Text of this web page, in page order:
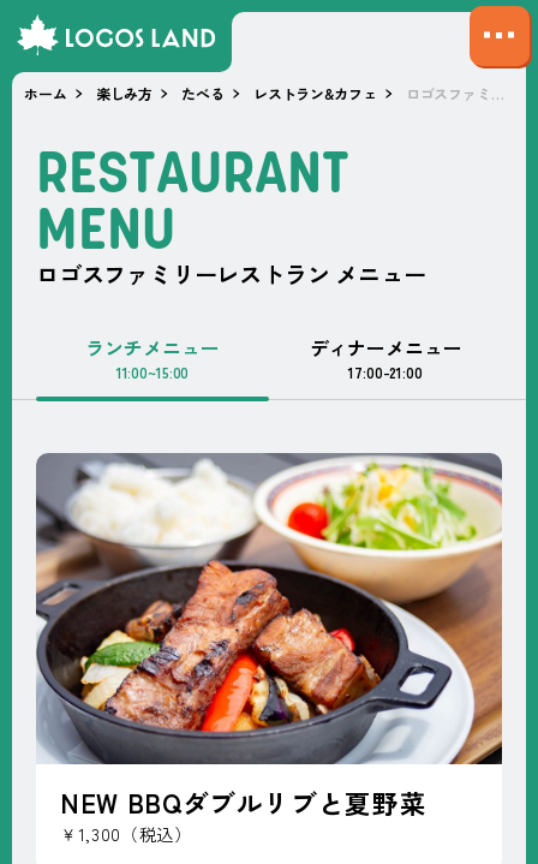
サ
イ
ト
ホーム 楽しみ方 たべる レストラン&カフェ ロゴスファミリーレストラン メニュー
RESTAURANT
MENU
ロゴスファミリーレストラン メニュー
ランチメニュー
11:00~15:00
ディナーメニュー
17:00-21:00
NEW BBQダブルリブと夏野菜
￥1,300（税込）